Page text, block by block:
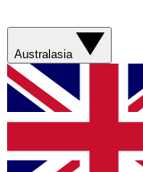
Australasia